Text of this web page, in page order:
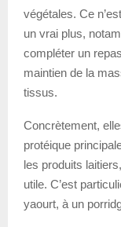
végétales. Ce
un vrai plus,
compléter un
maintien de la
tissus.
Concrètement,
protéique
les produits
utile. C’est
yaourt, à un